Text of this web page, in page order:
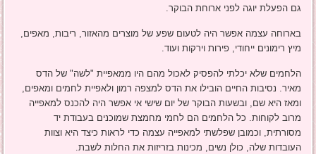
גם הפעלת יוגה לפני ארוחת הבוקר.
בארוחה עצמה אפשר היה לטעום שפע של מוצרים מהאזור, ריבות, מאפים,
מיץ רימונים ייחודי, פירות וירקות ועוד.
הלחמים שלא יכלתי להפסיק לאכול מהם היו ממאפיית "לשה" של הדס
מאיר. נסיבות החיים הובילו את הדס למצפה רמון ולאפיית לחמים ומאפים,
ומאז היא שם, ובשעות הבוקר של יום שישי אי אפשר היה להכנס למאפייה
מרוב לקוחות. כל הלחמים הם לחמי מחמצת שמוכנים בעבודת יד
מסורתית, וכמובן שפלשתי למאפייה עצמה כדי לראות כיצד היא וצוות
העובדות שלה, כולן נשים, מכינות בזריזות את החלות לשבת.